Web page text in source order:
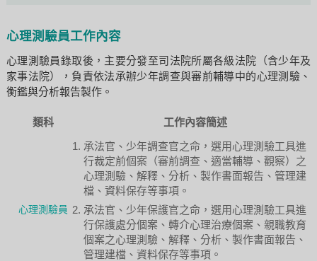
心理測驗員工作內容
心理測驗員錄取後，主要分發至司法院所屬各級法院（含少年及
家事法院），負責依法承辦少年調查與審前輔導中的心理測驗、
衡鑑與分析報告製作。
類科 工作內容簡述
心理測驗員
承法官、少年調查官之命，選用心理測驗工具進
行裁定前個案（審前調查、適當輔導、觀察）之
心理測驗、解釋、分析、製作書面報告、管理建
檔、資料保存等事項。
承法官、少年保護官之命，選用心理測驗工具進
行保護處分個案、轉介心理治療個案、親職教育
個案之心理測驗、解釋、分析、製作書面報告、
管理建檔、資料保存等事項。